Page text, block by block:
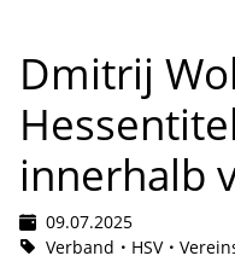
Dmitrij
innerhalb
09.07.2025
Verband
HSV